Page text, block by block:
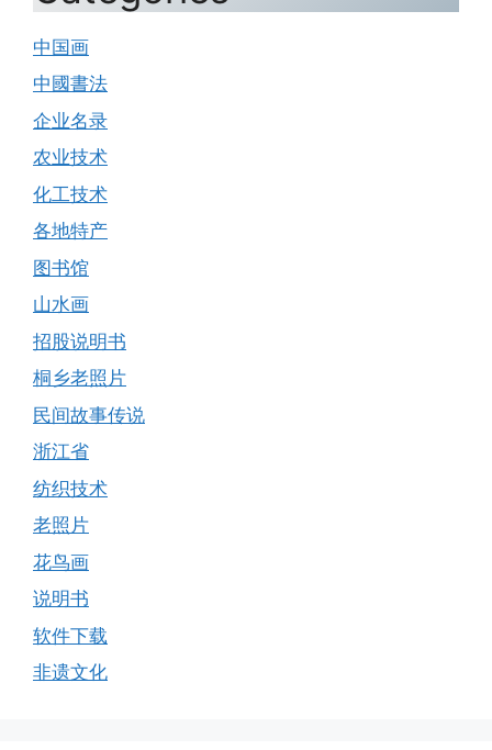
中国画
中國書法
企业名录
农业技术
化工技术
各地特产
图书馆
山水画
招股说明书
桐乡老照片
民间故事传说
浙江省
纺织技术
老照片
花鸟画
说明书
软件下载
非遗文化